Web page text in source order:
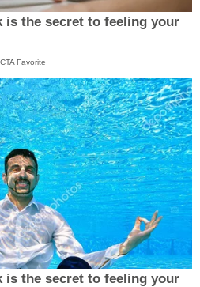
the secret to feeling your
CTA Favorite
the secret to feeling your